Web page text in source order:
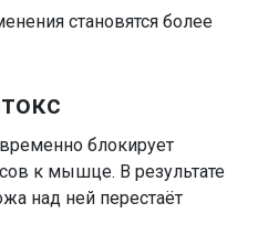
становятся более
блокирует
к мышце. В результате
над ней перестаёт